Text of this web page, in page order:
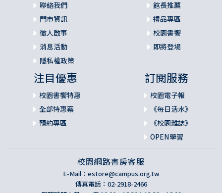
聯絡我們
門市資訊
徵人啟事
消息活動
隱私權政策
館長推薦
禮品專區
校園書饗
即將登場
注目優惠
校園書饗特惠
全部特惠案
預約專區
訂閱服務
校園電子報
《每日活水》
《校園雜誌》
OPEN學習
校園網路書房客服
E-Mail： estore@campus.org.tw
傳真電話：02-2918-2466